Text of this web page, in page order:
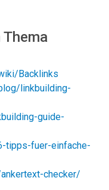
Backlinks
linkbuilding-
guide-
tipps-fuer-einfache-
checker/